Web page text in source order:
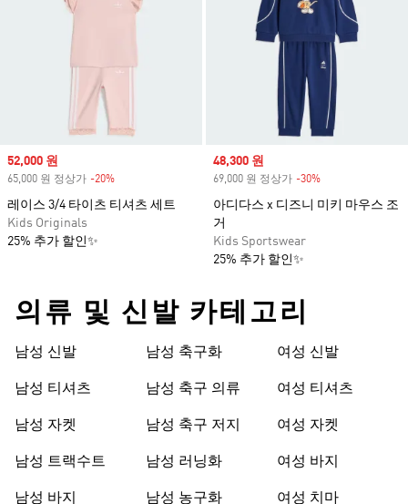
Sale price
52,000 원
65,000 원 정상가 -20%
레이스 3/4 타이츠 티셔츠 세트
Kids Originals
25% 추가 할인✨
Sale price
48,300 원
69,000 원 정상가 -30%
아디다스 x 디즈니 미키 마우스 조
거
Kids Sportswear
25% 추가 할인✨
의류 및 신발 카테고리
남성 신발
남성 티셔츠
남성 자켓
남성 트랙수트
남성 바지
남성 축구화
남성 축구 의류
남성 축구 저지
남성 러닝화
남성 농구화
여성 신발
여성 티셔츠
여성 자켓
여성 바지
여성 치마